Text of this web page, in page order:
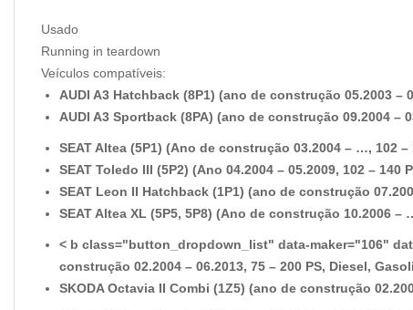
Usado
Running in teardown
Veículos compatíveis:
AUDI A3 Hatchback (8P1) (ano de construção 05.2003
AUDI A3 Sportback (8PA) (ano de construção 09.2004
SEAT Altea (5P1) (Ano de construção 03.2004 – …, 102 –
SEAT Toledo III (5P2) (Ano 04.2004 – 05.2009, 102 – 140
SEAT Leon II Hatchback (1P1) (ano de construção
SEAT Altea XL (5P5, 5P8) (Ano de construção 10.2006 –
< b class="button_dropdown_list" data-maker="106"
construção 02.2004 – 06.2013, 75 – 200 PS, Diesel,
SKODA Octavia II Combi (1Z5) (ano de construção